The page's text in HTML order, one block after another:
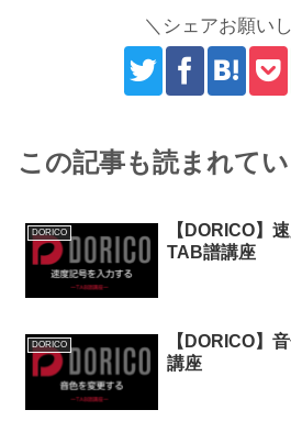
＼シェアお願い
この記事も読まれて
DORICO
【DORICO】
TAB譜講座
DORICO
【DORICO】
講座